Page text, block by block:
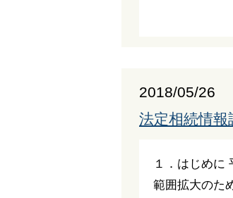
2018/05/26
法定相続情
１．はじめに
範囲拡大のた